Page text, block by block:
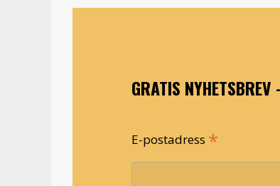
GRATIS
E-postadress *